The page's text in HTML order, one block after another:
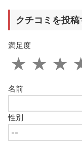
クチコミを投稿
名前
性別
満足度
★
★
★